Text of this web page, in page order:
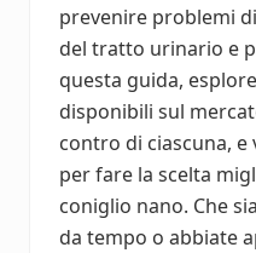
prevenire problemi
del tratto urinario e
questa guida,
disponibili sul
contro di ciascuna,
per fare la scelta
coniglio nano. Che
da tempo o abbiate